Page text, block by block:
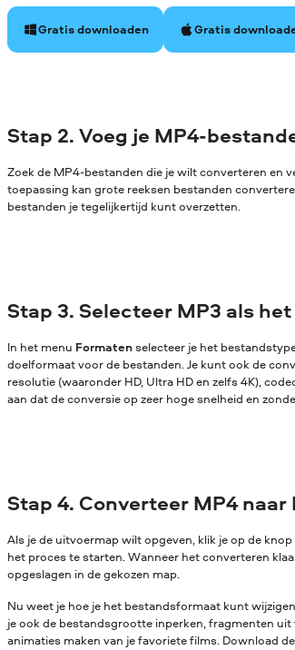
Gratis downloaden Gratis
Stap 2. Voeg je MP4-
Zoek de MP4-bestanden die je wilt converteren en
toepassing kan grote reeksen bestanden
bestanden je tegelijkertijd kunt overzetten.
Stap 3. Selecteer MP3 als
In het menu Formatenselecteer je het
doelformaat voor de bestanden. Je kunt ook de
resolutie (waaronder HD, Ultra HD en zelfs 4K),
aan dat de conversie op zeer hoge snelheid en
Stap 4. Converteer MP4 naar
Als je de uitvoermap wilt opgeven, klik je op de knop
het proces te starten. Wanneer het converteren
opgeslagen in de gekozen map.
Nu weet je hoe je het bestandsformaat kunt
je ook de bestandsgrootte inperken, fragmenten
animaties maken van je favoriete films. Download